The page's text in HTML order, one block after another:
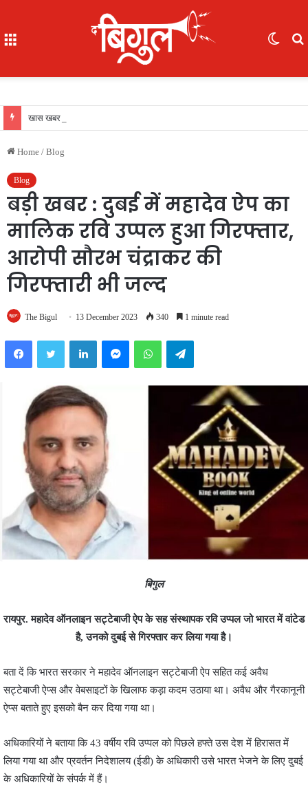
Home / Blog
Blog
बड़ी खबर : दुबई में महादेव ऐप का
मालिक रवि उप्पल हुआ गिरफ्तार,
आरोपी सौरभ चंद्राकर की
गिरफ्तारी भी जल्द
The Bigul 13 December 2023 340 1 minute read
FacebookTwitter LinkedInMessengerWhatsAppTelegram
बिगुल
रायपुर. महादेव ऑनलाइन सट्टेबाजी ऐप के सह संस्थापक रवि उप्पल जो भारत में वांटेड
है, उनको दुबई से गिरफ्तार कर लिया गया है।
बता दें कि भारत सरकार ने महादेव ऑनलाइन सट्टेबाजी ऐप सहित कई अवैध
सट्टेबाजी ऐप्स और वेबसाइटों के खिलाफ कड़ा कदम उठाया था। अवैध और गैरकानूनी
ऐप्स बताते हुए इसको बैन कर दिया गया था।
अधिकारियों ने बताया कि 43 वर्षीय रवि उप्पल को पिछले हफ्ते उस देश में हिरासत में
लिया गया था और प्रवर्तन निदेशालय (ईडी) के अधिकारी उसे भारत भेजने के लिए दुबई
के अधिकारियों के संपर्क में हैं।